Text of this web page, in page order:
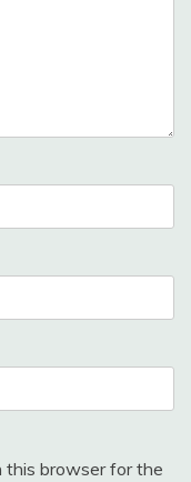
this browser for the